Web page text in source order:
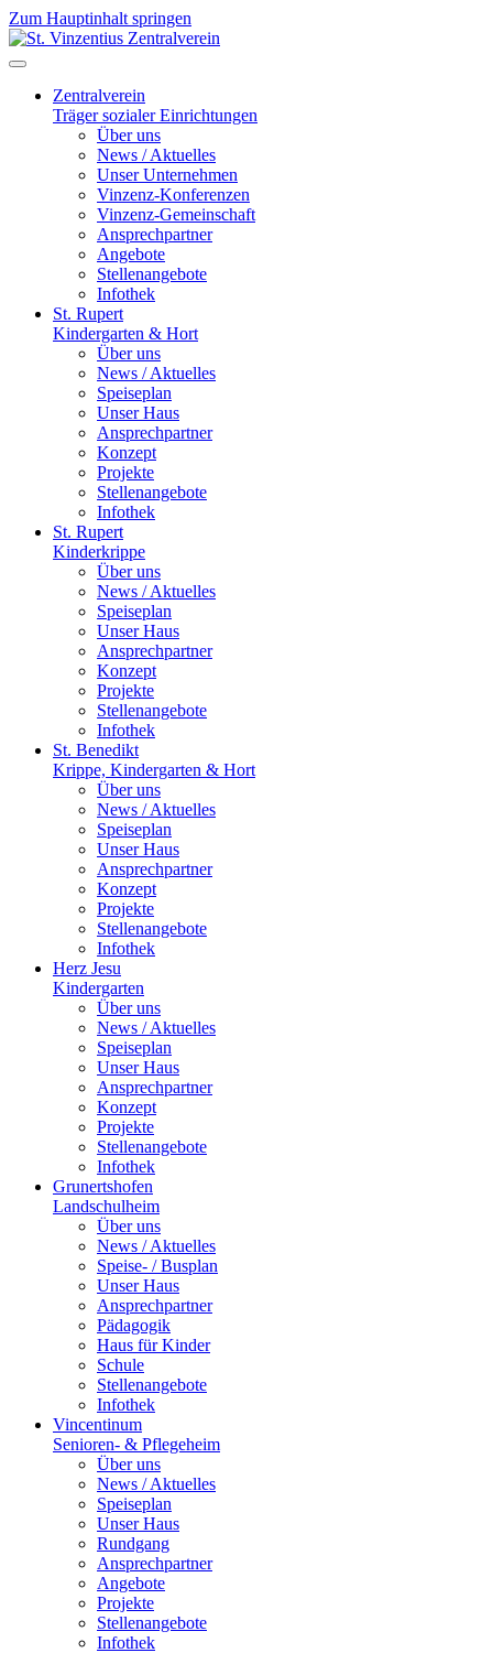
Zum Hauptinhalt springen
Zentralverein
Träger sozialer Einrichtungen
Über uns
News / Aktuelles
Unser Unternehmen
Vinzenz-Konferenzen
Vinzenz-Gemeinschaft
Ansprechpartner
Angebote
Stellenangebote
Infothek
St. Rupert
Kindergarten & Hort
Über uns
News / Aktuelles
Speiseplan
Unser Haus
Ansprechpartner
Konzept
Projekte
Stellenangebote
Infothek
St. Rupert
Kinderkrippe
Über uns
News / Aktuelles
Speiseplan
Unser Haus
Ansprechpartner
Konzept
Projekte
Stellenangebote
Infothek
St. Benedikt
Krippe, Kindergarten & Hort
Über uns
News / Aktuelles
Speiseplan
Unser Haus
Ansprechpartner
Konzept
Projekte
Stellenangebote
Infothek
Herz Jesu
Kindergarten
Über uns
News / Aktuelles
Speiseplan
Unser Haus
Ansprechpartner
Konzept
Projekte
Stellenangebote
Infothek
Grunertshofen
Landschulheim
Über uns
News / Aktuelles
Speise- / Busplan
Unser Haus
Ansprechpartner
Pädagogik
Haus für Kinder
Schule
Stellenangebote
Infothek
Vincentinum
Senioren- & Pflegeheim
Über uns
News / Aktuelles
Speiseplan
Unser Haus
Rundgang
Ansprechpartner
Angebote
Projekte
Stellenangebote
Infothek
Jahr
Monat
Jahr
Monat